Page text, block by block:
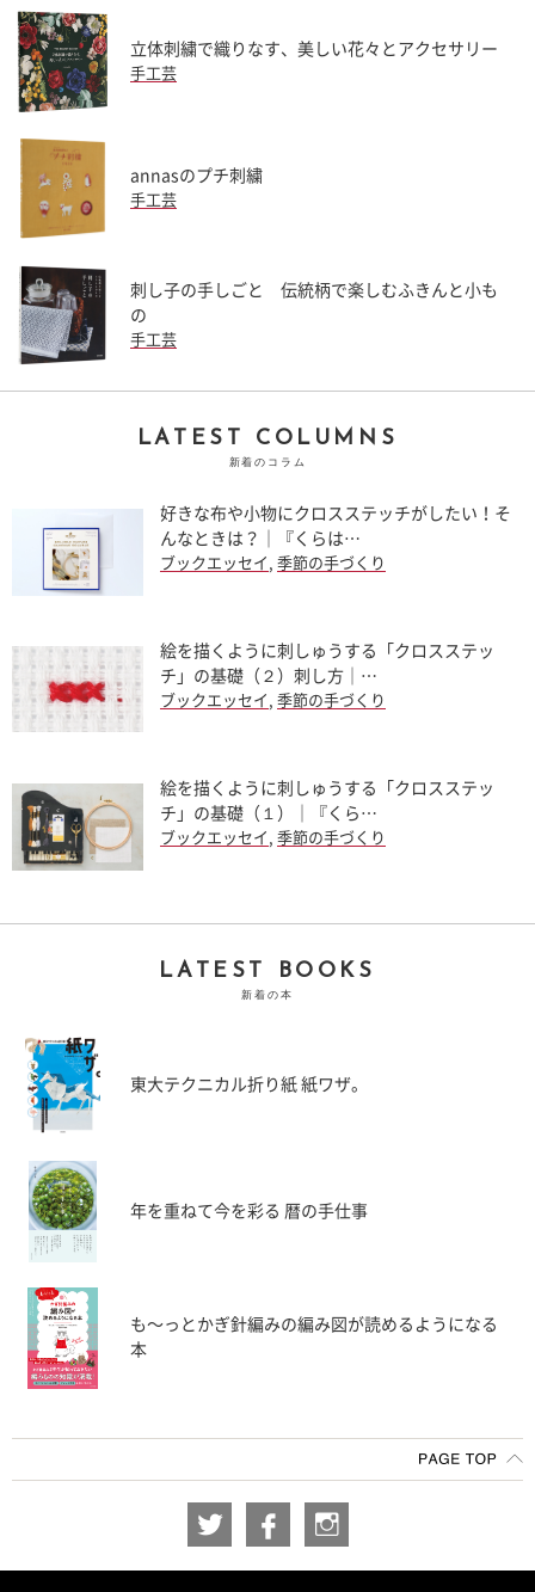
立体刺繍で織りなす、美しい花々とアクセサリー
手工芸
annasのプチ刺繍
手工芸
刺し子の手しごと 伝統柄で楽しむふきんと小も
の
手工芸
LATEST COLUMNS
新着のコラム
好きな布や小物にクロスステッチがしたい！そ
んなときは？｜『くらは…
ブックエッセイ 季節の手づくり
絵を描くように刺しゅうする「クロスステッ
チ」の基礎（２）刺し方｜…
ブックエッセイ 季節の手づくり
絵を描くように刺しゅうする「クロスステッ
チ」の基礎（１）｜『くら…
ブックエッセイ 季節の手づくり
LATEST BOOKS
新着の本
東大テクニカル折り紙 紙ワザ。
年を重ねて今を彩る 暦の手仕事
も〜っとかぎ針編みの編み図が読めるようになる
本